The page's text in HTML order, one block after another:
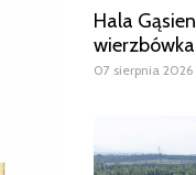
Hala
07 sierpnia 2026